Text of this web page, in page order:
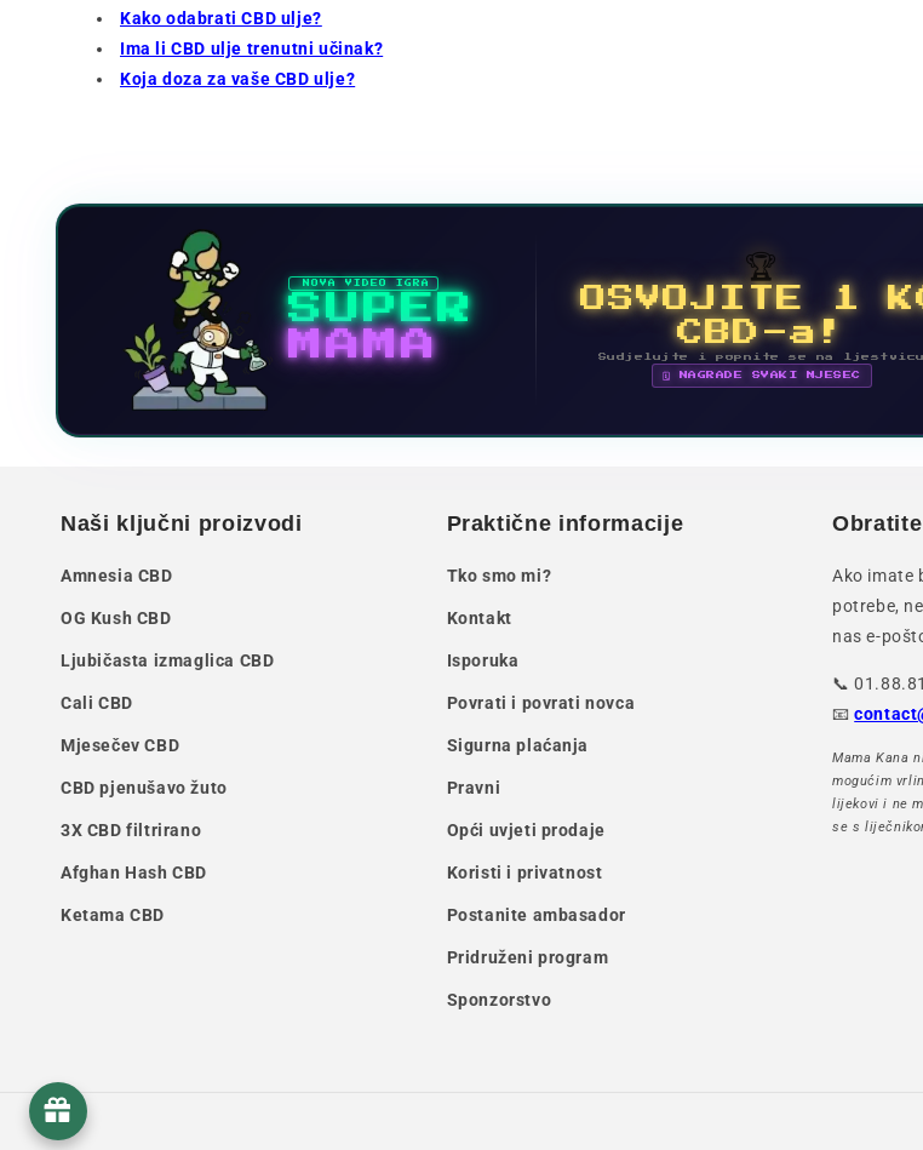
Kako odabrati CBD ulje?
Ima li CBD ulje trenutni učinak?
Koja doza za vaše CBD ulje?
NOVA VIDEO IGRA
SUPER
MAMA
🏆
OSVOJITE 1
CBD-a!
Sudjelujte i popnite se na ljestvicu
🗓 NAGRADE SVAKI MJESEC
Naši ključni proizvodi
Amnesia CBD
OG Kush CBD
Ljubičasta izmaglica CBD
Cali CBD
Mjesečev CBD
CBD pjenušavo žuto
3X CBD filtrirano
Afghan Hash CBD
Ketama CBD
Praktične informacije
Tko smo mi?
Kontakt
Isporuka
Povrati i povrati novca
Sigurna plaćanja
Pravni
Opći uvjeti prodaje
Koristi i privatnost
Postanite ambasador
Pridruženi program
Sponzorstvo
Ako imate
potrebe,
nas e-
📞
📧
Mama Kana
mogućim
lijekovi i ne
se s